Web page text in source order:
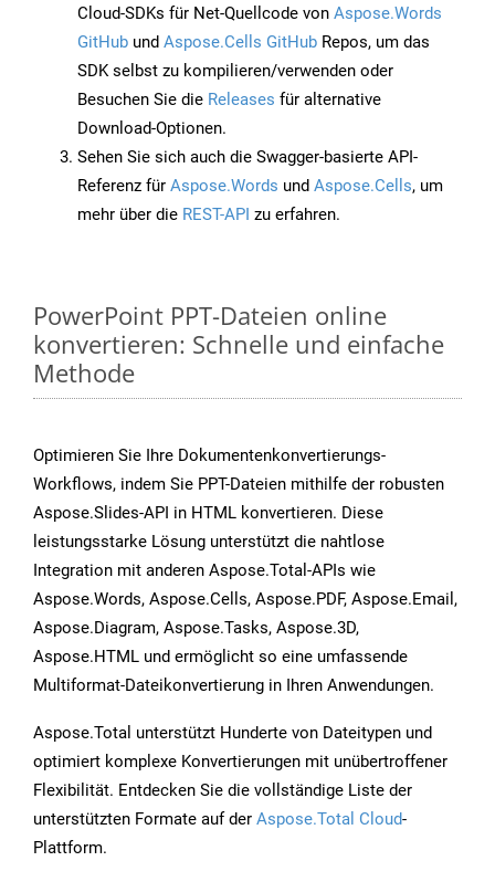
Cloud-SDKs für Net-Quellcode von Aspose.Words
GitHub und Aspose.Cells GitHub Repos, um das
SDK selbst zu kompilieren/verwenden oder
Besuchen Sie die Releases für alternative
Download-Optionen.
Sehen Sie sich auch die Swagger-basierte API-
Referenz für Aspose.Words und Aspose.Cells, um
mehr über die REST-API zu erfahren.
PowerPoint PPT-Dateien online
konvertieren: Schnelle und einfache
Methode
Optimieren Sie Ihre Dokumentenkonvertierungs-
Workflows, indem Sie PPT-Dateien mithilfe der robusten
Aspose.Slides-API in HTML konvertieren. Diese
leistungsstarke Lösung unterstützt die nahtlose
Integration mit anderen Aspose.Total-APIs wie
Aspose.Words, Aspose.Cells, Aspose.PDF, Aspose.Email,
Aspose.Diagram, Aspose.Tasks, Aspose.3D,
Aspose.HTML und ermöglicht so eine umfassende
Multiformat-Dateikonvertierung in Ihren Anwendungen.
Aspose.Total unterstützt Hunderte von Dateitypen und
optimiert komplexe Konvertierungen mit unübertroffener
Flexibilität. Entdecken Sie die vollständige Liste der
unterstützten Formate auf der Aspose.Total Cloud-
Plattform.